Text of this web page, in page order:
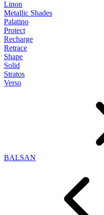
Linon
Metallic Shades
Palatino
Protect
Recharge
Retrace
Shape
Solid
Stratos
Verso
BALSAN